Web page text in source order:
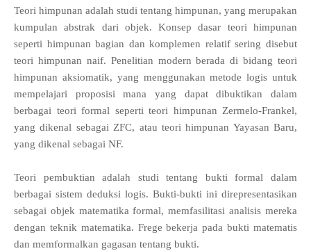
Teori himpunan adalah studi tentang himpunan, yang merupakan
kumpulan abstrak dari objek. Konsep dasar teori himpunan
seperti himpunan bagian dan komplemen relatif sering disebut
teori himpunan naif. Penelitian modern berada di bidang teori
himpunan aksiomatik, yang menggunakan metode logis untuk
mempelajari proposisi mana yang dapat dibuktikan dalam
berbagai teori formal seperti teori himpunan Zermelo-Frankel,
yang dikenal sebagai ZFC, atau teori himpunan Yayasan Baru,
yang dikenal sebagai NF.
Teori pembuktian adalah studi tentang bukti formal dalam
berbagai sistem deduksi logis. Bukti-bukti ini direpresentasikan
sebagai objek matematika formal, memfasilitasi analisis mereka
dengan teknik matematika. Frege bekerja pada bukti matematis
dan memformalkan gagasan tentang bukti.